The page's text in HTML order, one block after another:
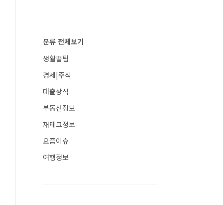
분류 전체보기
생활꿀팁
경제|주식
대출상식
부동산정보
재테크정보
요즘이슈
여행정보